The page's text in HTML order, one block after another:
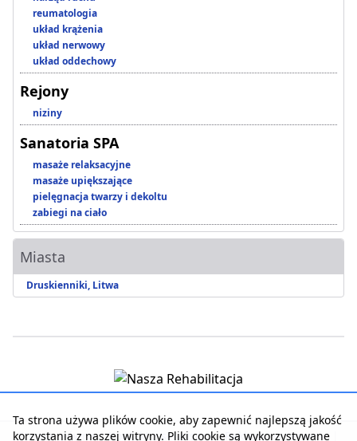
reumatologia
układ krążenia
układ nerwowy
układ oddechowy
Rejony
niziny
Sanatoria SPA
masaże relaksacyjne
masaże upiększające
pielęgnacja twarzy i dekoltu
zabiegi na ciało
Miasta
Druskienniki, Litwa
Strona główna | Kontakt z serwisem | Reklama w serwisie
Ta strona używa plików cookie, aby zapewnić najlepszą jakość
korzystania z naszej witryny. Pliki cookie są wykorzystywane